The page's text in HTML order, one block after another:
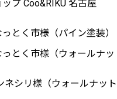
プ Coo&RIKU 名古屋
とく市様（パイン塗装）
とく市様（ウォールナッ
シリ様（ウォールナット